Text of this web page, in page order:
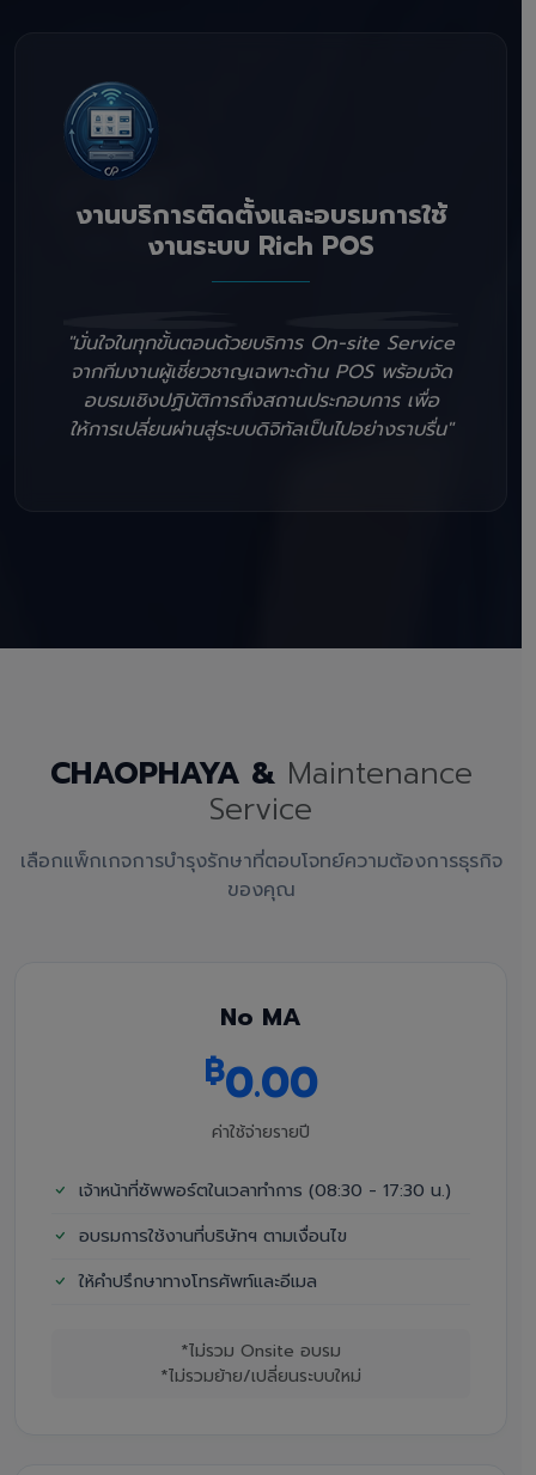
งานบริการติดตั้งและอบรมการใช้
งานระบบ Rich POS
"มั่นใจในทุกขั้นตอนด้วยบริการ On-site Service
จากทีมงานผู้เชี่ยวชาญเฉพาะด้าน POS พร้อมจัด
อบรมเชิงปฏิบัติการถึงสถานประกอบการ เพื่อ
ให้การเปลี่ยนผ่านสู่ระบบดิจิทัลเป็นไปอย่างราบรื่น"
CHAOPHAYA & Maintenance
Service
เลือกแพ็กเกจการบำรุงรักษาที่ตอบโจทย์ความต้องการธุรกิจ
ของคุณ
No MA
฿0.00
ค่าใช้จ่ายรายปี
เจ้าหน้าที่ซัพพอร์ตในเวลาทำการ (08:30 - 17:30 น.)
อบรมการใช้งานที่บริษัทฯ ตามเงื่อนไข
ให้คำปรึกษาทางโทรศัพท์และอีเมล
*ไม่รวม Onsite อบรม
*ไม่รวมย้าย/เปลี่ยนระบบใหม่